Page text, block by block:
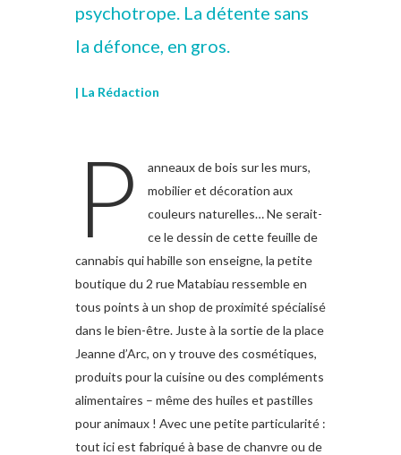
psychotrope. La détente sans
la défonce, en gros.
| La Rédaction
P
anneaux de bois sur les murs,
mobilier et décoration aux
couleurs naturelles… Ne serait-
ce le dessin de cette feuille de
cannabis qui habille son enseigne, la petite
boutique du 2 rue Matabiau ressemble en
tous points à un shop de proximité spécialisé
dans le bien-être. Juste à la sortie de la place
Jeanne d’Arc, on y trouve des cosmétiques,
produits pour la cuisine ou des compléments
alimentaires – même des huiles et pastilles
pour animaux ! Avec une petite particularité :
tout ici est fabriqué à base de chanvre ou de